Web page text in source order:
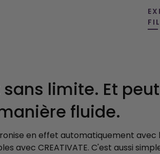
limite. Et
fluide.
en effet automatiquement avec
avec CREATIVATE. C'est aussi